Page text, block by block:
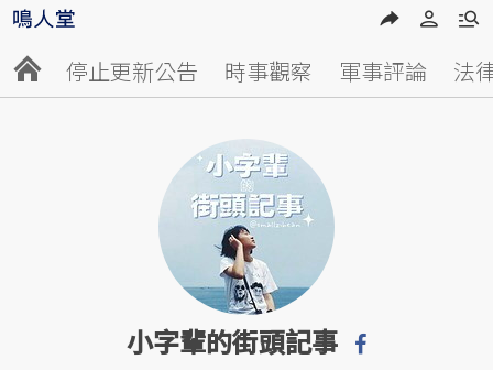
停止更新公告 時事觀察 軍事評論 法
小字輩的街頭記事